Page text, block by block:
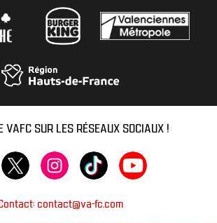
VAFC SUR LES RÉSEAUX SOCIAUX !
contact@va-fc.com